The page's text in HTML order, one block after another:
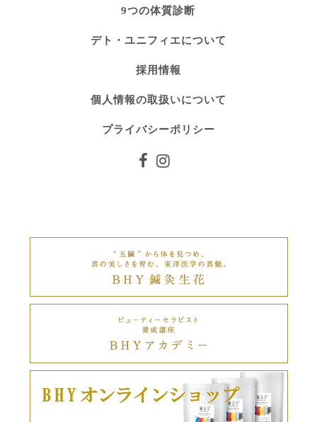
9つの体質診断
デト・ユニフィエについて
採用情報
個人情報の取扱いについて
プライバシーポリシー